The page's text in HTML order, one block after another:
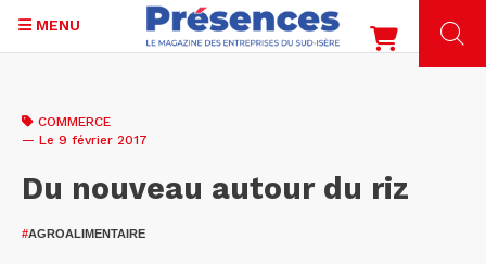
contenu
MENU
COMMERCE
— Le 9 février 2017
Du nouveau autour du riz
#AGROALIMENTAIRE